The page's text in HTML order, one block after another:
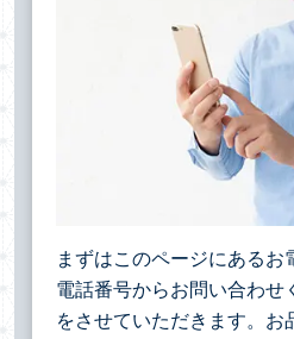
まずはこのページにあるお
電話番号からお問い合わせ
をさせていただきます。お